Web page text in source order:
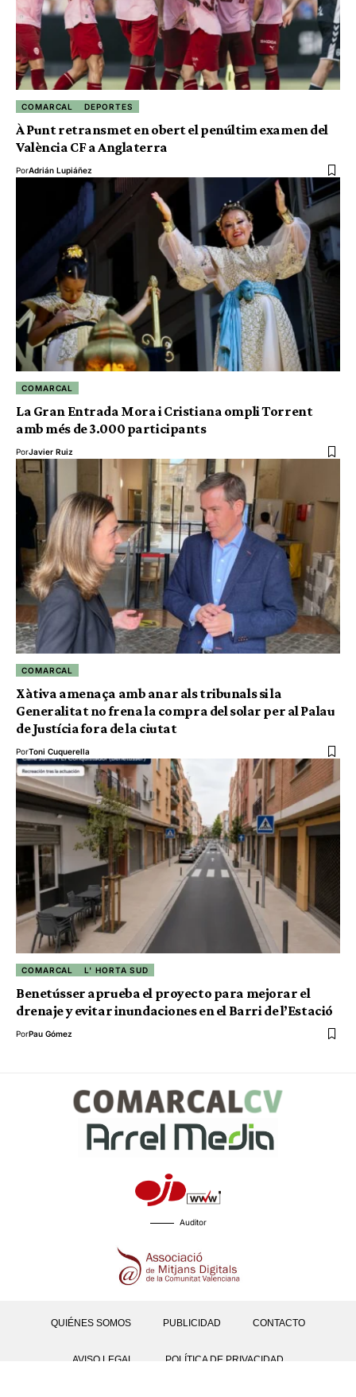
COMARCAL DEPORTES
À Punt retransmet en obert el penúltim examen del
València CF a Anglaterra
PorAdrián Lupiáñez
COMARCAL
La Gran Entrada Mora i Cristiana ompli Torrent
amb més de 3.000 participants
PorJavier Ruiz
COMARCAL
Xàtiva amenaça amb anar als tribunals si la
Generalitat no frena la compra del solar per al Palau
de Justícia fora de la ciutat
PorToni Cuquerella
COMARCAL L' HORTA SUD
Benetússer aprueba el proyecto para mejorar el
drenaje y evitar inundaciones en el Barri de l’Estació
PorPau Gómez
Auditor
QUIÉNES SOMOS PUBLICIDAD CONTACTO
AVISO LEGAL POLÍTICA DE PRIVACIDAD